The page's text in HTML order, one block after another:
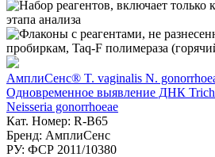
АмплиСенс® T. vaginalis N.
Одновременное выявление ДНК
Neisseria gonorrhoeae
Кат. Номер: R-B65
Бренд: АмплиСенс
РУ: ФСР 2011/10380